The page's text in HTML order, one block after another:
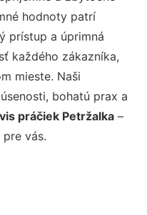
hodnoty patrí
prístup a úprimná
každého zákazníka,
mieste. Naši
bohatú prax a
práčiek Petržalka –
vás.